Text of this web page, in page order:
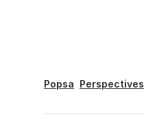
Popsa Perspectives